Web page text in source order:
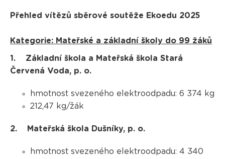
Přehled vítězů sběrové soutěže Ekoedu 2025
Kategorie: Mateřské a základní školy do 99 žáků
1.
Základní škola a Mateřská škola Stará
Červená Voda, p. o.
hmotnost svezeného elektroodpadu: 6 374 kg
212,47 kg/žák
2. Mateřská škola Dušníky, p. o.
hmotnost svezeného elektroodpadu: 4 340